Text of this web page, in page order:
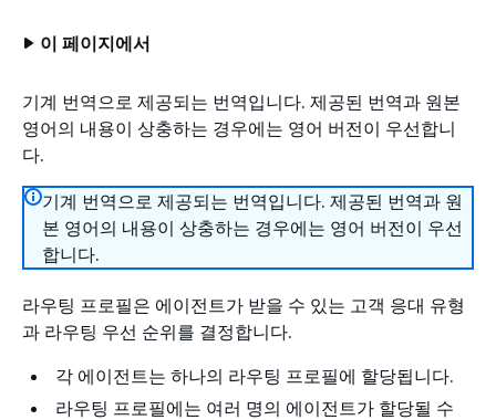
이 페이지에서
기계 번역으로 제공되는 번역입니다. 제공된 번역과 원본
영어의 내용이 상충하는 경우에는 영어 버전이 우선합니
다.
기계 번역으로 제공되는 번역입니다. 제공된 번역과 원
본 영어의 내용이 상충하는 경우에는 영어 버전이 우선
합니다.
라우팅 프로필은 에이전트가 받을 수 있는 고객 응대 유형
과 라우팅 우선 순위를 결정합니다.
각 에이전트는 하나의 라우팅 프로필에 할당됩니다.
라우팅 프로필에는 여러 명의 에이전트가 할당될 수